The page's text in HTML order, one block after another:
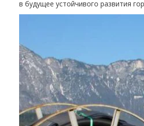
в будущее устойчивого развития